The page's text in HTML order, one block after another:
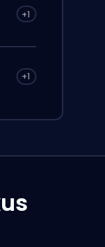
+1
+1
le temps